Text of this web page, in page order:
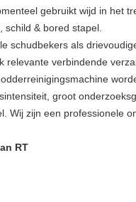
gebruikt wijd in het
& bored stapel.
schudbekers als
relevante verbindende
groot
Wij zijn een professionele
RT